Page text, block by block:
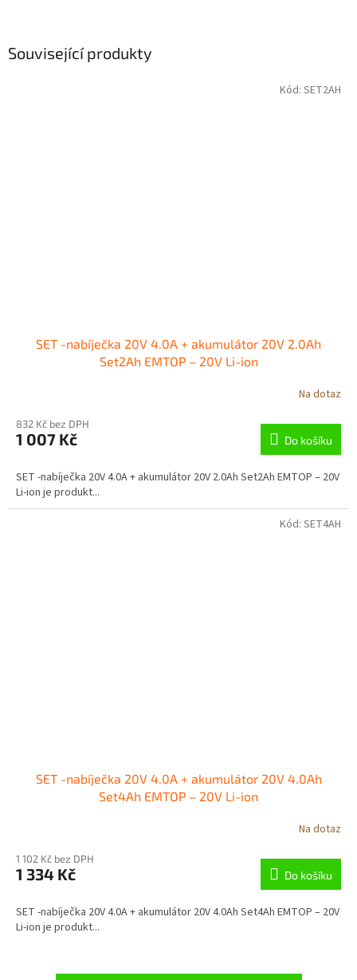
Související produkty
SET -nabíječka 20V 4.0A + akumulátor 20V 2.0Ah
Set2Ah EMTOP – 20V Li-ion
Na dotaz
832 Kč bez DPH
1 007 Kč Do košíku
SET -nabíječka 20V 4.0A + akumulátor 20V 2.0Ah Set2Ah EMTOP – 20V
Li-ion je produkt...
Kód: SET2AH
SET -nabíječka 20V 4.0A + akumulátor 20V 4.0Ah
Set4Ah EMTOP – 20V Li-ion
Na dotaz
1 102 Kč bez DPH
1 334 Kč Do košíku
SET -nabíječka 20V 4.0A + akumulátor 20V 4.0Ah Set4Ah EMTOP – 20V
Li-ion je produkt...
Kód: SET4AH